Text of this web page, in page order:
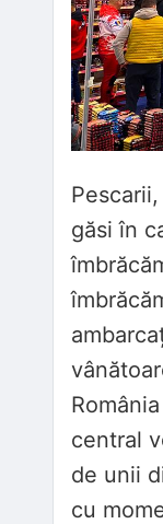
găsi în
central
de unii
cu